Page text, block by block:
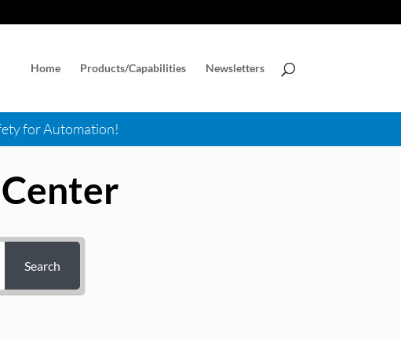
Home Products/Capabilities Newsletters
for Automation!
Search